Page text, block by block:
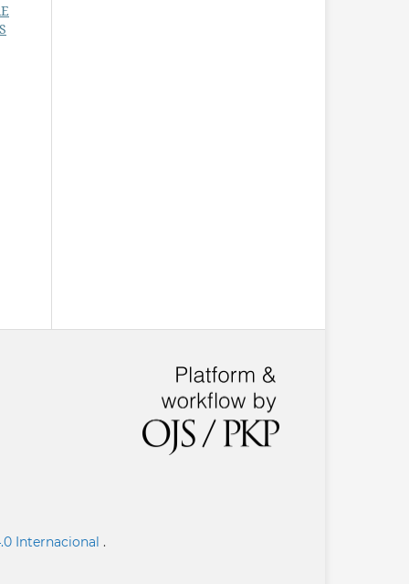
Internacional .